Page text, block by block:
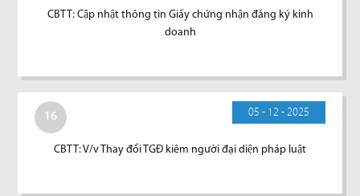
CBTT: Cập nhật thông tin Giấy chứng nhận đăng ký kinh
doanh
16 05 - 12 - 2025
CBTT: V/v Thay đổi TGĐ kiêm người đại diện pháp luật